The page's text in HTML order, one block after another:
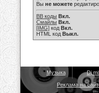
Вы не можете
BB коды Вкл.
Смайлы Вкл.
[IMG] код Вкл.
HTML код Выкл.
Музыка Dj
Реклама на